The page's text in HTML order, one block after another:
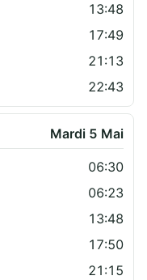
13:48
17:49
21:13
22:43
Mardi 5 Mai
06:30
06:23
13:48
17:50
21:15